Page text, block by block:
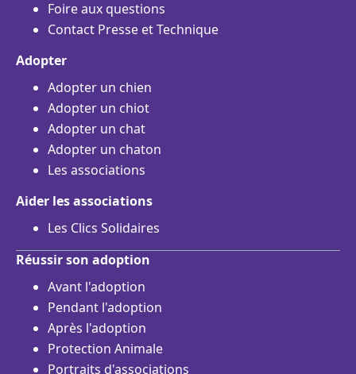
Foire aux questions
Contact Presse et Technique
Adopter
Adopter un chien
Adopter un chiot
Adopter un chat
Adopter un chaton
Les associations
Aider les associations
Les Clics Solidaires
Réussir son adoption
Avant l'adoption
Pendant l'adoption
Après l'adoption
Protection Animale
Portraits d'associations